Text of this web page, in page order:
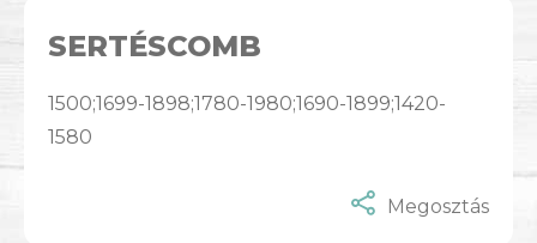
SERTÉSCOMB
1500;1699-1898;1780-1980;1690-1899;1420-
1580
Megosztás